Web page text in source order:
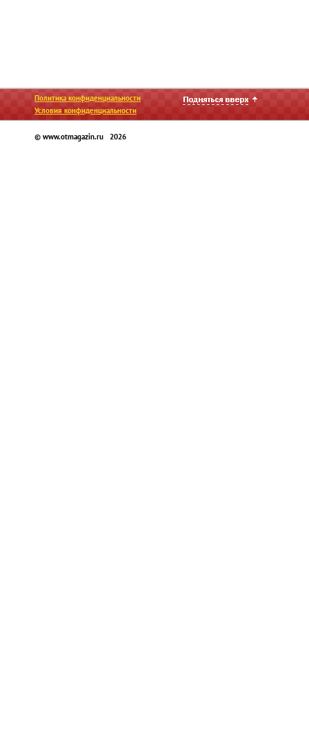
Политика конфиденциальности
Условия конфиденциальности
© www.otmagazin.ru 2026